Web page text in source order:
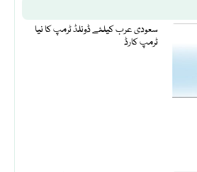
سعودی عرب کیلئے ڈونلڈ ٹرمپ کا نیا
ٹرمپ کارڈ